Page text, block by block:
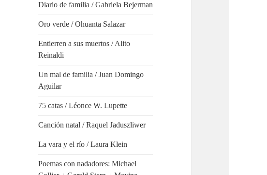
Diario de familia / Gabriela Bejerman
Oro verde / Ohuanta Salazar
Entierren a sus muertos / Alito
Reinaldi
Un mal de familia / Juan Domingo
Aguilar
75 catas / Léonce W. Lupette
Canción natal / Raquel Jaduszliwer
La vara y el río / Laura Klein
Poemas con nadadores: Michael